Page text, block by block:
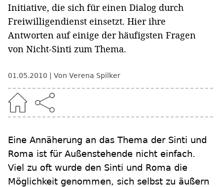
Initiative, die sich für einen Dialog durch
Freiwilligendienst einsetzt. Hier ihre
Antworten auf einige der häufigsten Fragen
von Nicht-Sinti zum Thema.
01.05.2010 Von Verena Spilker
Eine Annäherung an das Thema der Sinti und
Roma ist für Außenstehende nicht einfach.
Viel zu oft wurde den Sinti und Roma die
Möglichkeit genommen, sich selbst zu äußern